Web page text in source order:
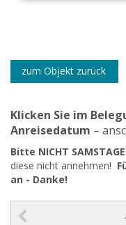
zum Objekt zurück
Klicken Sie im
Anreisedatum –
Bitte NICHT
diese nicht annehmen!
an - Danke!